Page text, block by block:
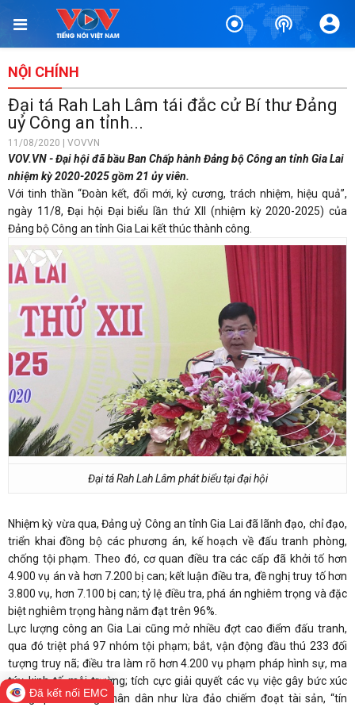
NỘI CHÍNH
Đại tá Rah Lah Lâm tái đắc cử Bí thư Đảng
uỷ Công an tỉnh...
11/08/2020 | VOVVN
VOV.VN - Đại hội đã bầu Ban Chấp hành Đảng bộ Công an tỉnh Gia Lai
nhiệm kỳ 2020-2025 gồm 21 ủy viên.
Với tinh thần “Đoàn kết, đổi mới, kỷ cương, trách nhiệm, hiệu quả”,
ngày 11/8, Đại hội Đại biểu lần thứ XII (nhiệm kỳ 2020-2025) của
Đảng bộ Công an tỉnh Gia Lai kết thúc thành công.
Đại tá Rah Lah Lâm phát biểu tại đại hội
Nhiệm kỳ vừa qua, Đảng uỷ Công an tỉnh Gia Lai đã lãnh đạo, chỉ đạo,
triển khai đồng bộ các phương án, kế hoạch về đấu tranh phòng,
chống tội phạm. Theo đó, cơ quan điều tra các cấp đã khởi tố hơn
4.900 vụ án và hơn 7.200 bị can; kết luận điều tra, đề nghị truy tố hơn
3.800 vụ, hơn 7.100 bị can; tỷ lệ điều tra, phá án nghiêm trọng và đặc
biệt nghiêm trọng hàng năm đạt trên 96%.
Lực lượng công an Gia Lai cũng mở nhiều đợt cao điểm đấu tranh,
qua đó triệt phá 97 nhóm tội phạm; bắt, vận động đầu thú 233 đối
tượng truy nã; điều tra làm rõ hơn 4.200 vụ phạm pháp hình sự, ma
túy, kinh tế, môi trường; tích cực giải quyết các vụ việc gây bức xúc
trong quần chúng nhân dân như lừa đảo chiếm đoạt tài sản, “tín
Đã kết nối EMC